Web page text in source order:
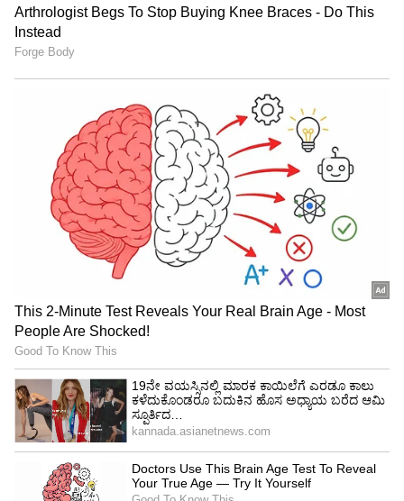
ವೃಶ್ಚಿಕ ರಾಶಿ (Scorpio) : ಮುಂದಿನ ವಾರ ಧಾರ್ಮಿಕ
ಮತ್ತು ಆಧ್ಯಾತ್ಮಿಕ ಕೆಲಸಗಳಲ್ಲಿ ಆಸಕ್ತಿ ಹೆಚ್ಚಾಗುತ್ತದೆ . ನಿಮ್ಮ
ಕುಟುಂಬ ಸದಸ್ಯರೊಂದಿಗೆ ಚೈತನ್ಯವನ್ನು ಅನುಭವಿಸಿ ಮತ್ತು
ಸಮಯ ಕಳೆಯಿರಿ. ನಿಮ್ಮ ಮಾತು ಮತ್ತು ಕೋಪವನ್ನು ಸಹ
ನಿಯಂತ್ರಿಸಿ. ನೀವು ಕೆಲವು ಅದ್ಭುತ ಯಶಸ್ಸನ್ನು
ಪಡೆಯಬಹುದು. ದಾಂಪತ್ಯದಲ್ಲಿ ಸ್ವಲ್ಪ ಒತ್ತಡ
ಉಂಟಾಗಬಹುದು.ಎಚ್ಚರಿಕೆಯಿಂದ ಚಾಲನೆ ಮಾಡಿ ಗಾಯ
ಸಂಭವಿಸಬಹುದು.
ಧನು ರಾಶಿ (Sagittarius): ಮುಂದಿನ ವಾರ ಲಾಭದಾಯಕ
ದಿನ . ಸಮಯವು ಸಂತೋಷದಿಂದ ಹಾದುಹೋಗುತ್ತದೆ
ಇತರರ ದೃಷ್ಟಿಯಲ್ಲಿ, ನಿಮ್ಮ ಅನಿಸಿಕೆ ಸುಧಾರಿಸುತ್ತದೆ ಮತ್ತು
ಸಂಬಂಧಗಳು ಬಲವಾಗಿ ಬೆಳೆಯುತ್ತದೆ. ನಿಮ್ಮ ಕೋಪವನ್ನು
ನಿಯಂತ್ರಿಸಿ . ನಿಮ್ಮ ನಿದ್ರೆಯ ಮೇಲೆ ಪರಿಣಾಮ ಬೀರುತ್ತದೆ.
ಮುಂದಿನ ವಾರ ಕೆಲವು ವ್ಯಾಪಾರ ಪ್ರವಾಸಗಳನ್ನು
ಪೂರ್ಣಗೊಳಿಸಬಹುದು. ಮಹಿಳೆಯರು ತಮ್ಮ ಸ್ವಂತ
ಆರೋಗ್ಯದ ಬಗ್ಗೆ ಕಾಳಜಿ ವಹಿಸಬೇಕು.